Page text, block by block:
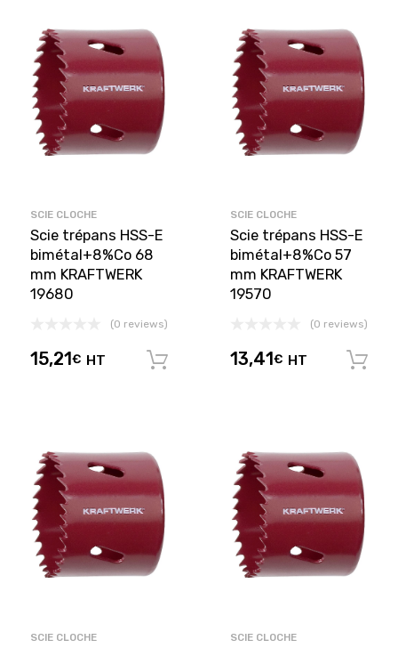
SCIE CLOCHE
Scie trépans HSS-E
bimétal+8%Co 68
mm KRAFTWERK
19680
(0 reviews)
15,21 € HT Ajouter au panier
SCIE CLOCHE
Scie trépans HSS-E
bimétal+8%Co 57
mm KRAFTWERK
19570
(0 reviews)
13,41 € HT
SCIE CLOCHE SCIE CLOCHE